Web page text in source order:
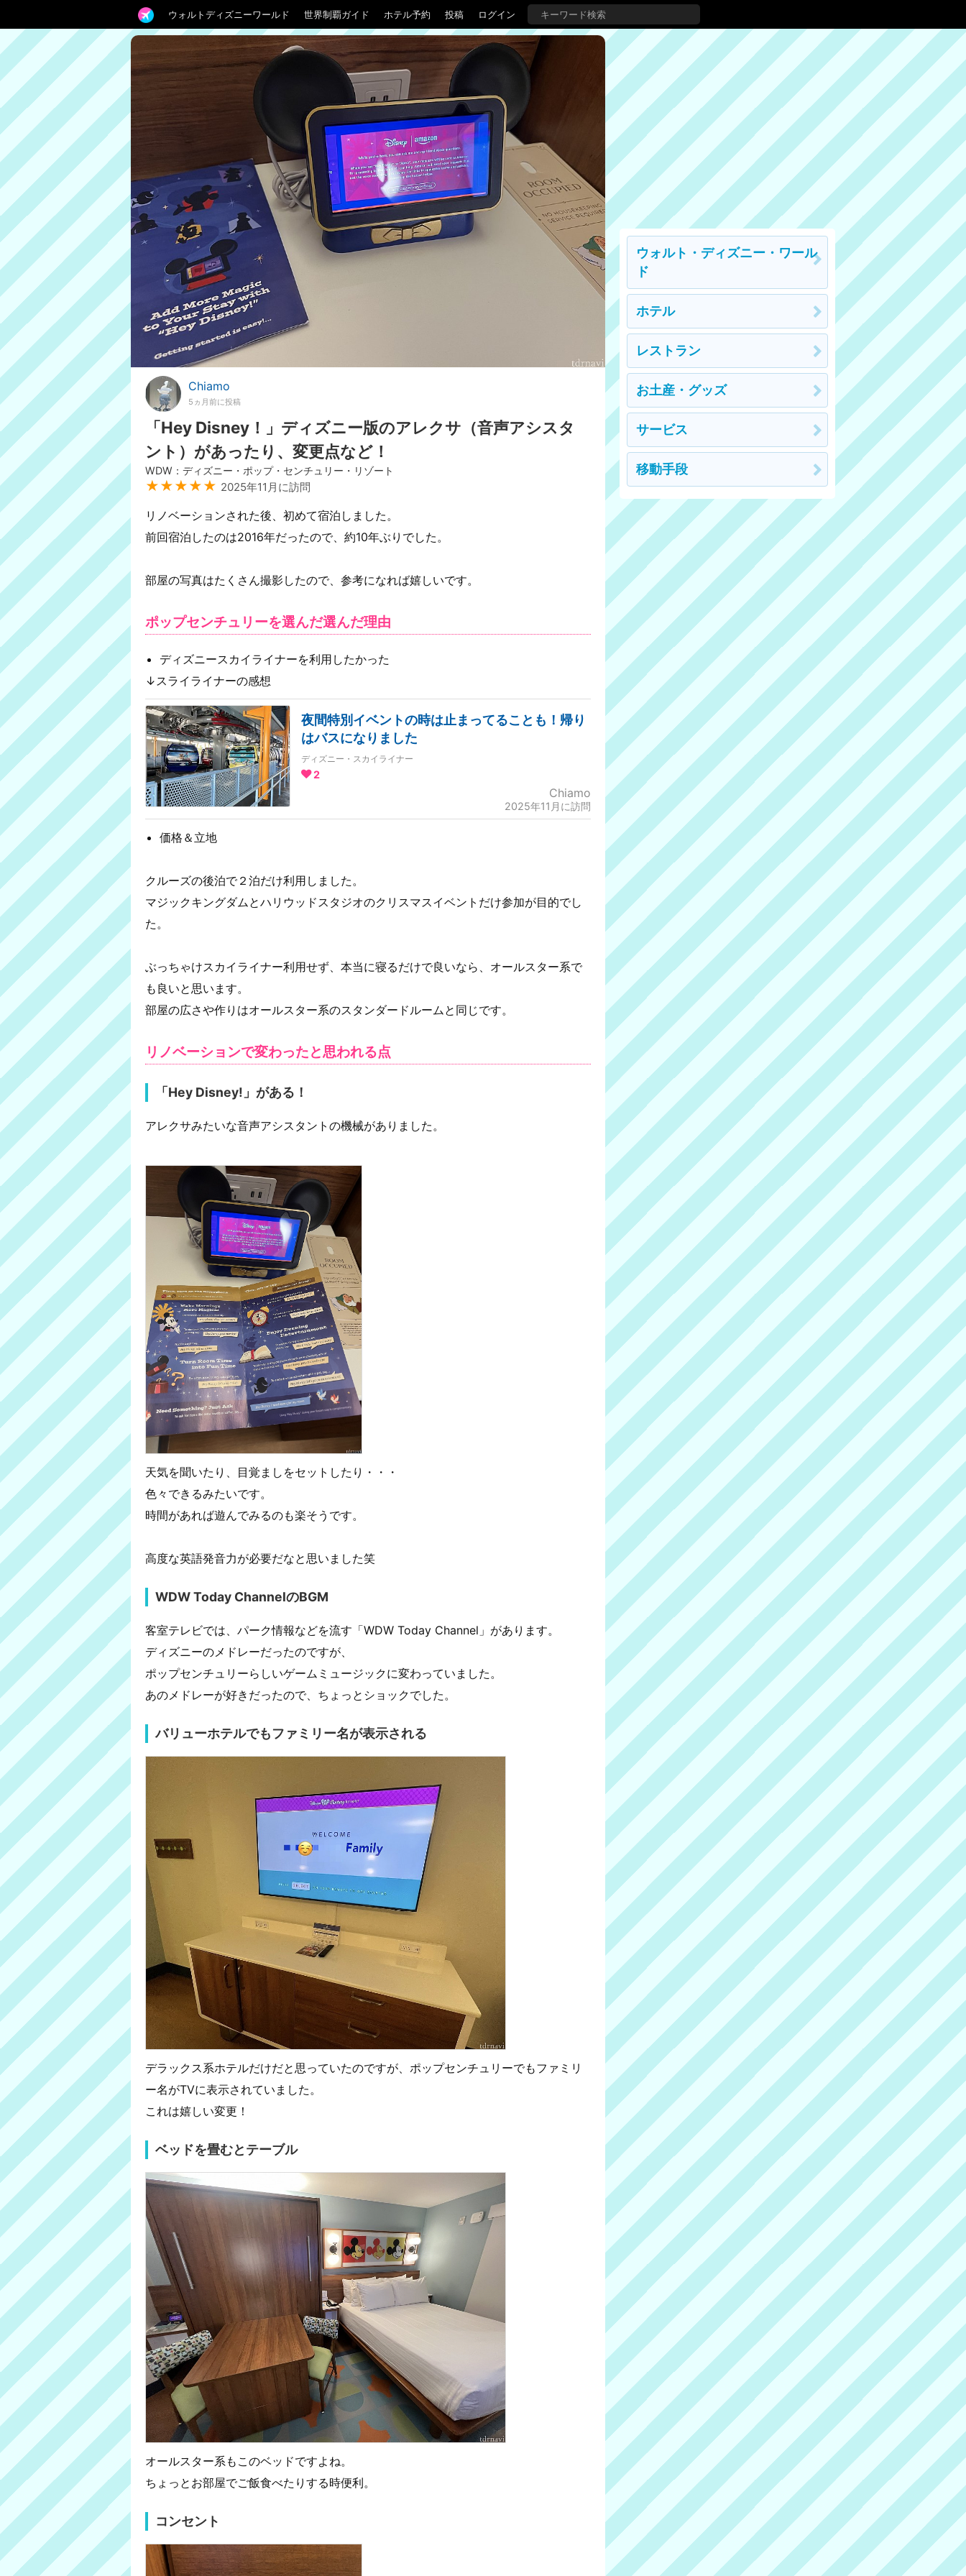
ウォルトディズニーワールド 世界制覇ガイド ホテル予約 投稿 ログイン
Chiamo
5ヵ月前に投稿
「Hey Disney！」ディズニー版のアレクサ（音声アシスタ
ント）があったり、変更点など！
WDW：ディズニー・ポップ・センチュリー・リゾート
★★★★★ 2025年11月に訪問
リノベーションされた後、初めて宿泊しました。
前回宿泊したのは2016年だったので、約10年ぶりでした。
部屋の写真はたくさん撮影したので、参考になれば嬉しいです。
ポップセンチュリーを選んだ選んだ理由
ディズニースカイライナーを利用したかった
↓スライライナーの感想
夜間特別イベントの時は止まってることも！帰り
はバスになりました
ディズニー・スカイライナー
2
Chiamo
2025年11月に訪問
価格＆立地
クルーズの後泊で２泊だけ利用しました。
マジックキングダムとハリウッドスタジオのクリスマスイベントだけ参加が目的でし
た。
ぶっちゃけスカイライナー利用せず、本当に寝るだけで良いなら、オールスター系で
も良いと思います。
部屋の広さや作りはオールスター系のスタンダードルームと同じです。
リノベーションで変わったと思われる点
「Hey Disney!」がある！
アレクサみたいな音声アシスタントの機械がありました。
天気を聞いたり、目覚ましをセットしたり・・・
色々できるみたいです。
時間があれば遊んでみるのも楽そうです。
高度な英語発音力が必要だなと思いました笑
WDW Today ChannelのBGM
客室テレビでは、パーク情報などを流す「WDW Today Channel」があります。
ディズニーのメドレーだったのですが、
ポップセンチュリーらしいゲームミュージックに変わっていました。
あのメドレーが好きだったので、ちょっとショックでした。
バリューホテルでもファミリー名が表示される
デラックス系ホテルだけだと思っていたのですが、ポップセンチュリーでもファミリ
ー名がTVに表示されていました。
これは嬉しい変更！
ベッドを畳むとテーブル
オールスター系もこのベッドですよね。
ちょっとお部屋でご飯食べたりする時便利。
コンセント
ウォルト・ディズニー・ワール
ド
ホテル
レストラン
お土産・グッズ
サービス
移動手段